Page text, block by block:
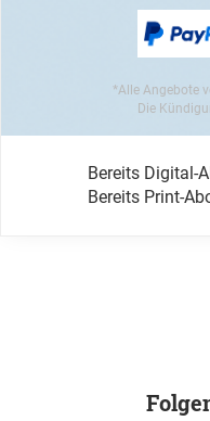
*Alle Angebote
Die
Bereits Digital-
Bereits Print-